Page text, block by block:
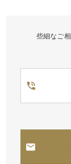
些細なご